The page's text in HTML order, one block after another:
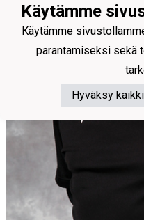
Käytämme
Käytämme
parantamiseksi sekä
Hyväksy kaikki